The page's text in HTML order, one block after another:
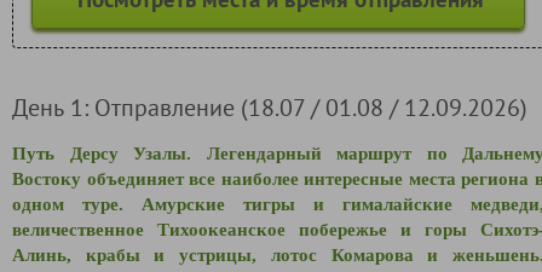
День 1: Отправление (18.07 / 01.08 / 12.09.2026)
Путь Дерсу Узалы. Легендарный маршрут по
Востоку объединяет все наиболее интересные места региона
одном туре. Амурские тигры и гималайские
величественное Тихоокеанское побережье и горы
Алинь, крабы и устрицы, лотос Комарова и